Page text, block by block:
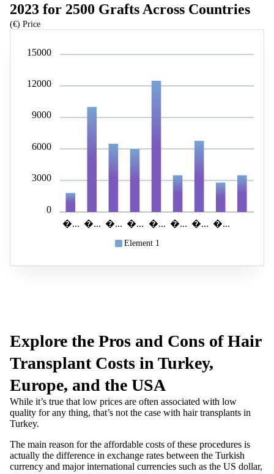
2023 for 2500 Grafts Across Countries
(€) Price
Element 1
15000
12000
9000
6000
3000
0
... ... ... ... ... ... ... ...
Explore the Pros and Cons of Hair
Transplant Costs in Turkey,
Europe, and the USA
While it’s true that low prices are often associated with low
quality for any thing, that’s not the case with hair transplants in
Turkey.
The main reason for the affordable costs of these procedures is
actually the difference in exchange rates between the Turkish
currency and major international currencies such as the US dollar,